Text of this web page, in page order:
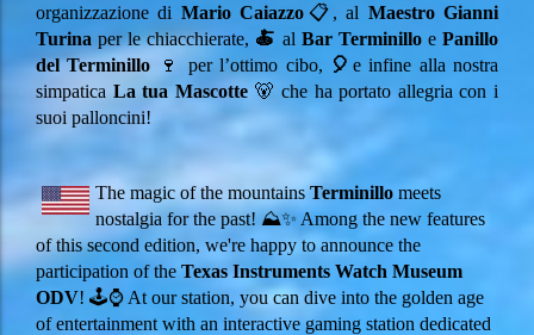
organizzazione di Mario Caiazzo 📋, al Maestro Gianni
Turina per le chiacchierate, 🍝 al Bar Terminillo ePanillo
del Terminillo 🍷 per l’ottimo cibo, 🎈 e infine alla nostra
simpatica La tua Mascotte🐻 che ha portato allegria con i
suoi palloncini!
The magic of the mountainsTerminillo meets
nostalgia for the past! ⛰️✨ Among the new features
of this second edition, we're happy to announce the
participation of the Texas Instruments Watch Museum
ODV! 🕹️⌚ At our station, you can dive into the golden age
of entertainment with an interactive gaming station dedicated